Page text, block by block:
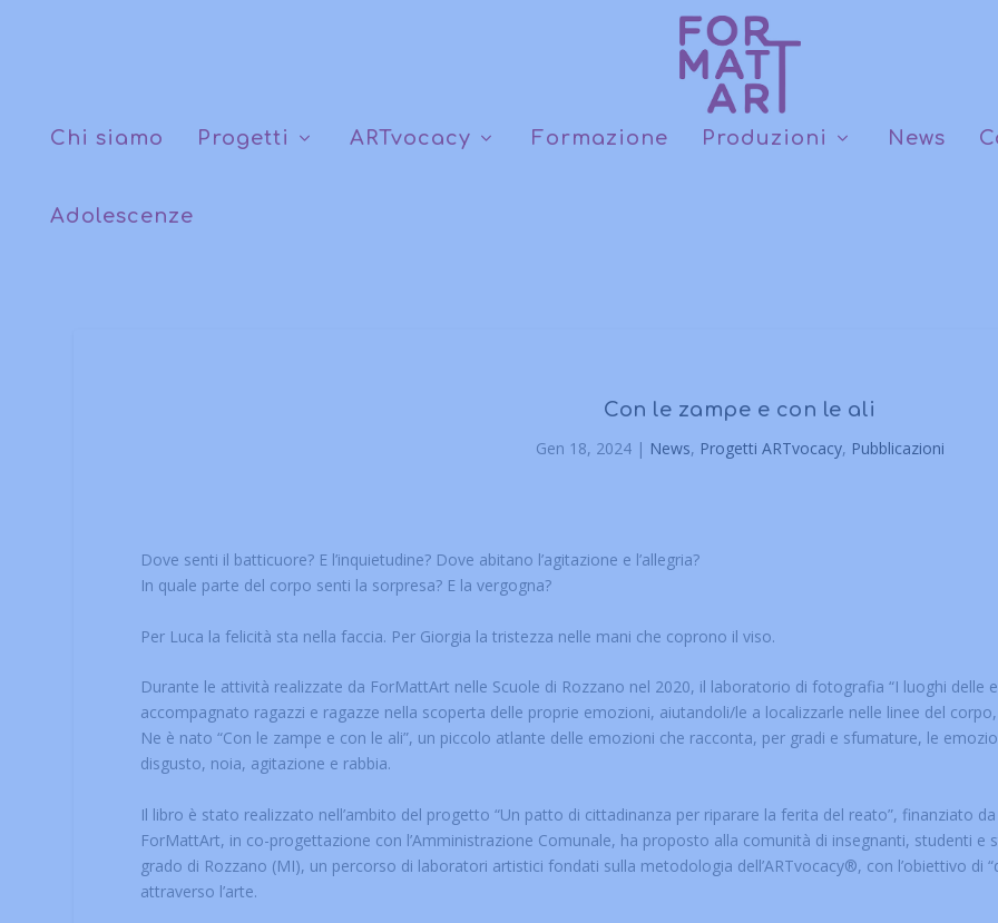
Chi siamo Progetti ARTvocacy Formazione Produzioni News
Adolescenze
Con le zampe e con le ali
Gen 18, 2024 | News, Progetti ARTvocacy, Pubblicazioni
Dove senti il batticuore? E l’inquietudine? Dove abitano l’agitazione e l’allegria?
In quale parte del corpo senti la sorpresa? E la vergogna?
Per Luca la felicità sta nella faccia. Per Giorgia la tristezza nelle mani che coprono il viso.
Durante le attività realizzate da ForMattArt nelle Scuole di Rozzano nel 2020, il laboratorio di fotografia “I luoghi delle
accompagnato ragazzi e ragazze nella scoperta delle proprie emozioni, aiutandoli/le a localizzarle nelle linee del
Ne è nato “Con le zampe e con le ali”, un piccolo atlante delle emozioni che racconta, per gradi e sfumature, le
disgusto, noia, agitazione e rabbia.
Il libro è stato realizzato nell’ambito del progetto “Un patto di cittadinanza per riparare la ferita del reato”, finanziato
ForMattArt, in co-progettazione con l’Amministrazione Comunale, ha proposto alla comunità di insegnanti, studenti e
grado di Rozzano (MI), un percorso di laboratori artistici fondati sulla metodologia dell’ARTvocacy®, con l’obiettivo di
attraverso l’arte.